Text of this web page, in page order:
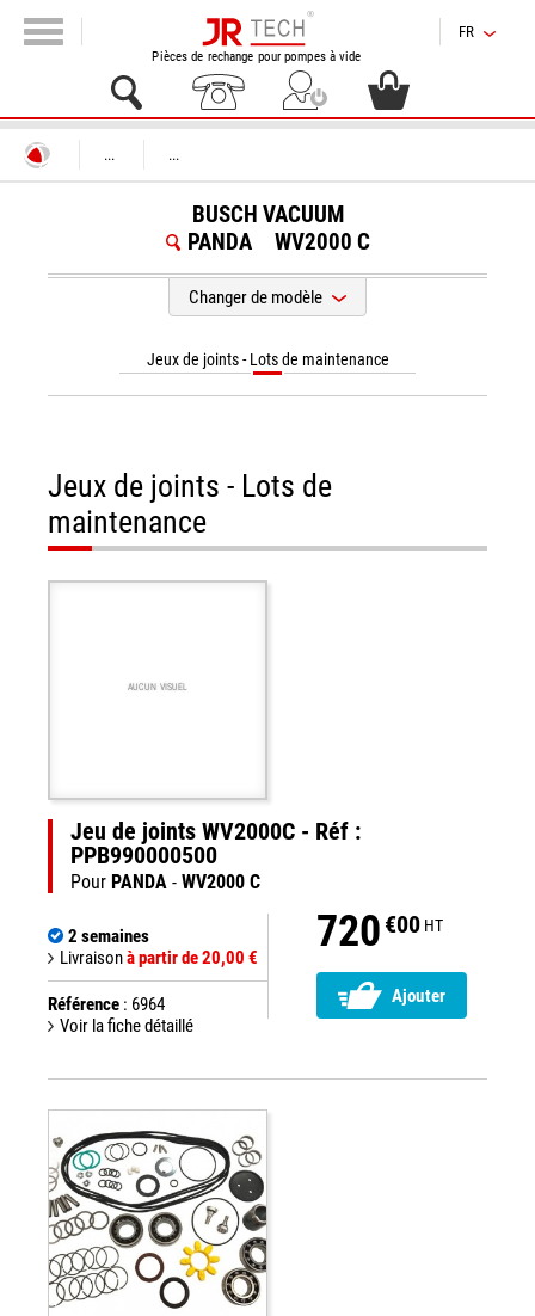
Pièces de rechange pour pompes à vide
FR
... ...
BUSCH VACUUM
PANDA
WV2000 C
Changer de modèle
Jeux de joints - Lots de maintenance
Jeux de joints - Lots de
maintenance
AUCUN VISUEL
Jeu de joints WV2000C - Réf :
PPB990000500
Pour PANDA - WV2000 C
2 semaines
Livraisonà partir de 20,00 €
Référence : 6964
Voir la fiche détaillé
720 €00 HT
Ajouter